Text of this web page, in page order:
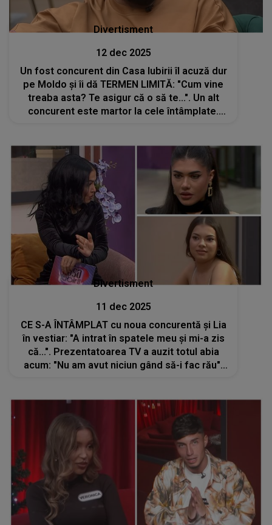
Divertisment
12 dec 2025
Un fost concurent din Casa Iubirii îl acuză dur
pe Moldo și îi dă TERMEN LIMITĂ: "Cum vine
treaba asta? Te asigur că o să te...". Un alt
concurent este martor la cele întâmplate.
Divertisment
11 dec 2025
CE S-A ÎNTÂMPLAT cu noua concurentă și Lia
în vestiar: "A intrat în spatele meu și mi-a zis
că...". Prezentatoarea TV a auzit totul abia
acum: "Nu am avut niciun gând să-i fac rău".